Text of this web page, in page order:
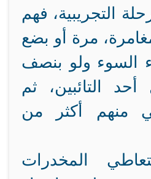
التجريبية، فهم
مرة أو بضع
السوء ولو بنصف
التائبين، ثم
منهم أكثر من
المخدرات